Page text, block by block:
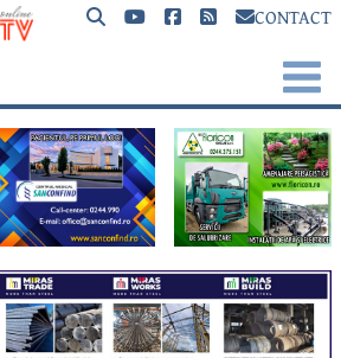
CONTACT